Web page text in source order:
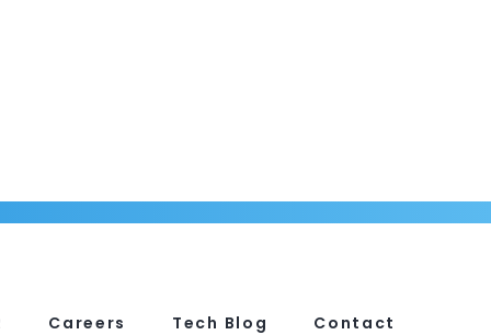
Careers Tech Blog Contact